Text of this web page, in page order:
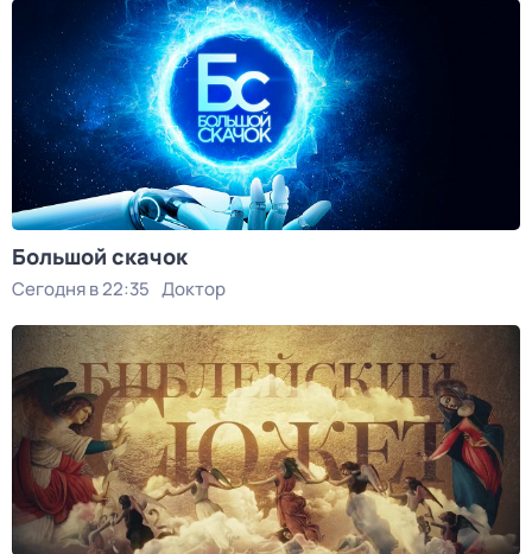
Большой скачок
Сегодня в 22:35 Доктор